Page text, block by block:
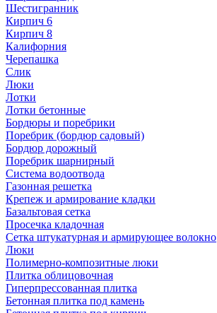
Шестигранник
Кирпич 6
Кирпич 8
Калифорния
Черепашка
Слик
Люки
Лотки
Лотки бетонные
Бордюры и поребрики
Поребрик (бордюр садовый)
Бордюр дорожный
Поребрик шарнирный
Система водоотвода
Газонная решетка
Крепеж и армирование кладки
Базальтовая сетка
Просечка кладочная
Сетка штукатурная и армирующее волокно
Люки
Полимерно-композитные люки
Плитка облицовочная
Гиперпрессованная плитка
Бетонная плитка под камень